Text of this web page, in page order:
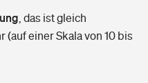
finden
das ist gleich
einer Skala von 10 bis